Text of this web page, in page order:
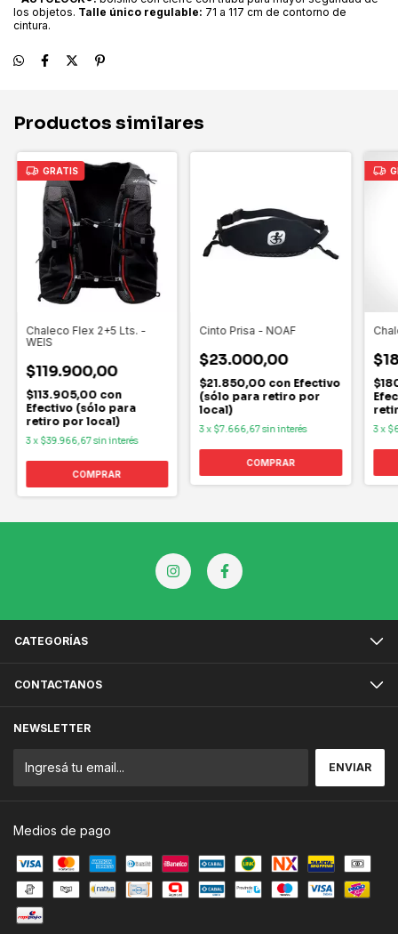
los objetos. Talle único regulable: 71 a 117 cm de contorno de
cintura.
Productos similares
GRATIS
Chaleco Flex 2+5 Lts. -
WEIS
$119.900,00
$113.905,00 con
Efectivo (sólo para
retiro por local)
3x $39.966,67sin interés
COMPRAR
Cinto Prisa - NOAF
$23.000,00
$21.850,00 con Efectivo
(sólo para retiro por
local)
3x $7.666,67sin interés
COMPRAR
3x
CATEGORÍAS
CONTACTANOS
NEWSLETTER
Medios de pago